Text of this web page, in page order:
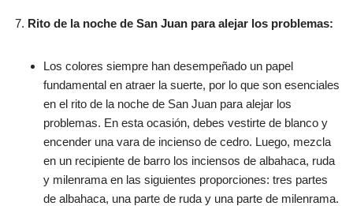
Rito de la noche de San Juan para alejar los problemas:
Los colores siempre han desempeñado un papel
fundamental en atraer la suerte, por lo que son esenciales
en el rito de la noche de San Juan para alejar los
problemas. En esta ocasión, debes vestirte de blanco y
encender una vara de incienso de cedro. Luego, mezcla
en un recipiente de barro los inciensos de albahaca, ruda
y milenrama en las siguientes proporciones: tres partes
de albahaca, una parte de ruda y una parte de milenrama.